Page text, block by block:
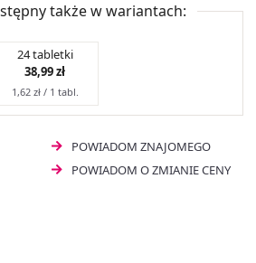
także w wariantach:
24 tabletki
38,99 zł
1,62 zł / 1 tabl.
POWIADOM ZNAJOMEGO
POWIADOM O ZMIANIE CENY